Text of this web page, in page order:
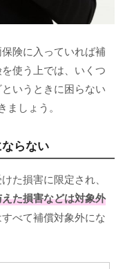
険に入っていれば補
使う上では、いくつ
いうときに困らない
しょう。
らない
た損害に限定され、
た損害などは対象外
べて補償対象外にな